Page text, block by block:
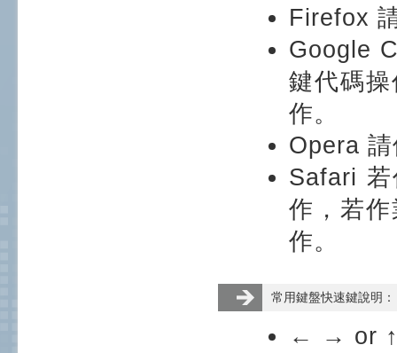
Firefox
Google
鍵代碼
作。
Opera
Safari
作，若
作。
常用鍵盤快速鍵說明：
← → or